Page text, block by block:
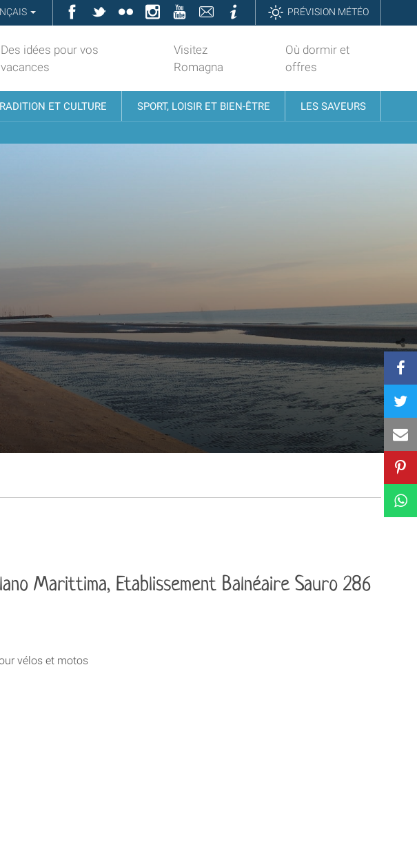
Facebook
TwitterFlickrInstagramYouTubeContattiInformazioniPRÉVISION MÉTÉO
Des idées pour vos
vacances
Visitez
Romagna
Où dormir et
offres
ET CULTURE SPORT, LOISIR ET BIEN-ÊTRE LES SAVEURS
vélos et motos